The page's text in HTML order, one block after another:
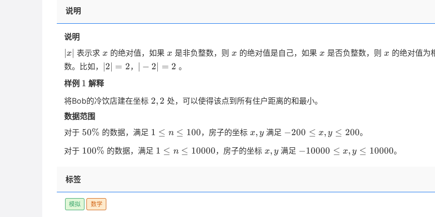
说明
说明
|x|
x 表示求 x
x 的绝对值，如果 x
x 是非负整数，则 x
x 的绝对值是自己，如果 x
x 是否负整数，则 x
x 的绝对值为
数。比如， |2|=2
∣2∣ = 2， |-2|=2
− 2∣ = 2 。
样例 1
1 解释
将Bob的冷饮店建在坐标 2,2
2, 2 处，可以使得该点到所有住户距离的和最小。
数据范围
对于 50\%
50% 的数据，满足 1
n
1 ≤ n ≤ 100，房子的坐标 x,y
x, y满足 -200
x,y
−200 ≤ x, y ≤ 200。
对于 100\%
100% 的数据，满足 1 \le
1 ≤ n ≤ 10000，房子的坐标 x,y
x, y满足 -10000
−10000 ≤ x, y ≤ 10000。
标签
模拟 数学